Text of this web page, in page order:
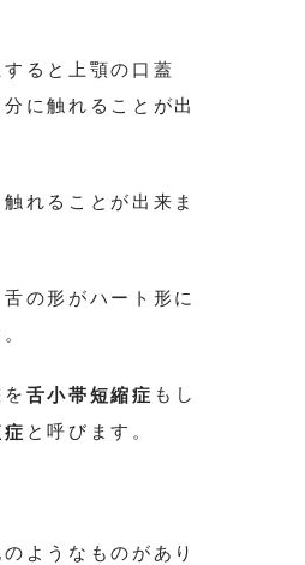
ると上顎の口蓋
分に触れることが出
れることが出来ま
の形がハート形に
舌小帯短縮症 もし
と呼びます。
ようなものがあり